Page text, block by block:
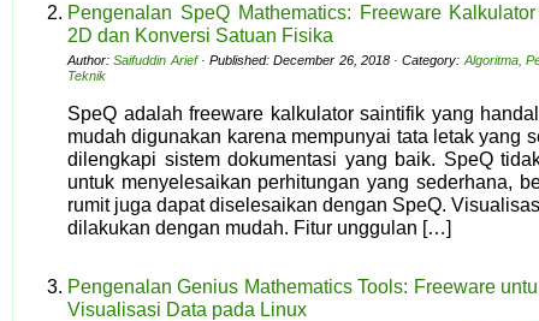
Pengenalan SpeQ Mathematics: Freeware
2D dan Konversi Satuan Fisika
Author:Saifuddin Arief· Published: December 26, 2018 · Category: Algoritma,
Teknik
SpeQ adalah freeware kalkulator saintifik yang
mudah digunakan karena mempunyai tata letak yang
dilengkapi sistem dokumentasi yang baik. SpeQ
untuk menyelesaikan perhitungan yang sederhana,
rumit juga dapat diselesaikan dengan SpeQ.
dilakukan dengan mudah. Fitur unggulan […]
Pengenalan Genius Mathematics Tools: Freeware
Visualisasi Data pada Linux